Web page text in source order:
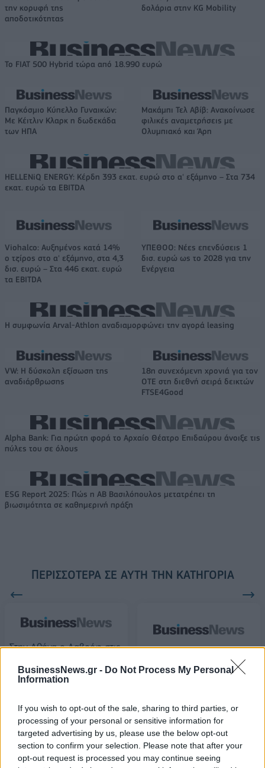
BusinessNews.gr - Do Not Process My Personal
Information
If you wish to opt-out of the sale, sharing to third parties, or
processing of your personal or sensitive information for
targeted advertising by us, please use the below opt-out
section to confirm your selection. Please note that after your
opt-out request is processed you may continue seeing
την κορυφή της
αποδοτικότητας
δολάρια στην KG Mobility
Το FIAT 500 Hybrid τώρα από 18.990 ευρώ
Παγκόσμιο Κύπελλο Γυναικών:
Με Κέιτλιν Κλαρκ η δωδεκάδα
των ΗΠΑ
Μακάμπι Τελ Αβίβ: Ανακοίνωσε
φιλικές αναμετρήσεις με
Ολυμπιακό και Άρη
HELLENiQ ENERGY: Κέρδη 393 εκατ. ευρώ στο α' εξάμηνο – Στα 734
εκατ. ευρώ τα EBITDA
Viohalco: Αυξημένος κατά 14%
ο τζίρος στο α' εξάμηνο, στα 4,3
δισ. ευρώ – Στα 446 εκατ. ευρώ
τα EBITDA
ΥΠΕΘΟΟ: Νέες επενδύσεις 1
δισ. ευρώ ως το 2028 για την
Ενέργεια
Η συμφωνία Arval-Athlon αναδιαμορφώνει την αγορά leasing
VW: Η δύσκολη εξίσωση της
αναδιάρθρωσης
18η συνεχόμενη χρονιά για τον
ΟΤΕ στη διεθνή σειρά δεικτών
FTSE4Good
Alpha Bank: Για πρώτη φορά το Αρχαίο Θέατρο Επιδαύρου άνοιξε τις
πύλες του σε όλους
ESG Report 2025: Πώς η ΑΒ Βασιλόπουλος μετατρέπει τη
βιωσιμότητα σε καθημερινή πράξη
ΠΕΡΙΣΣΌΤΕΡΑ ΣΕ ΑΥΤΉ ΤΗΝ ΚΑΤΗΓΟΡΊΑ
Στην Αθήνα ο Λαβρόφ στις
16/10/2020 - 14:46
Νικολά Σαρκοζί: Απαγγελία
κατηγοριών για σύσταση